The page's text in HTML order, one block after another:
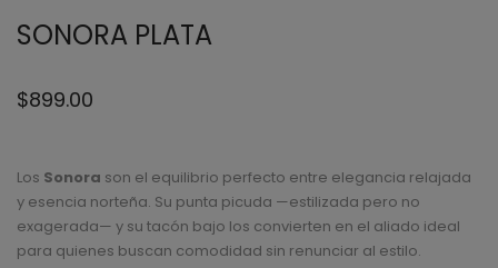
SONORA PLATA
$899.00
Los Sonora son el equilibrio perfecto entre elegancia relajada
y esencia norteña. Su punta picuda —estilizada pero no
exagerada— y su tacón bajo los convierten en el aliado ideal
para quienes buscan comodidad sin renunciar al estilo.